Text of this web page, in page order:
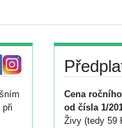
Cena
od čísla 1/
Živy (tedy 59